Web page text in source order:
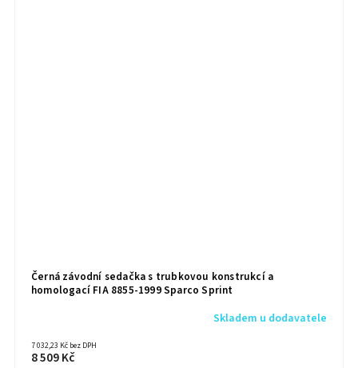
Černá závodní sedačka s trubkovou konstrukcí a
homologací FIA 8855-1999 Sparco Sprint
Skladem u dodavatele
7 032,23 Kč bez DPH
8 509 Kč